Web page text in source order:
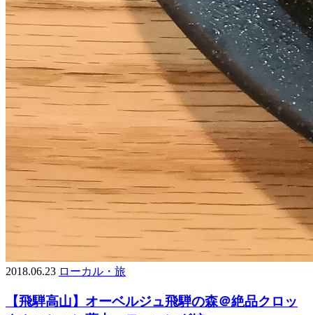
2018.06.23 ローカル・旅
【飛騨高山】オーベルジュ飛騨の森＠絶品クロッ